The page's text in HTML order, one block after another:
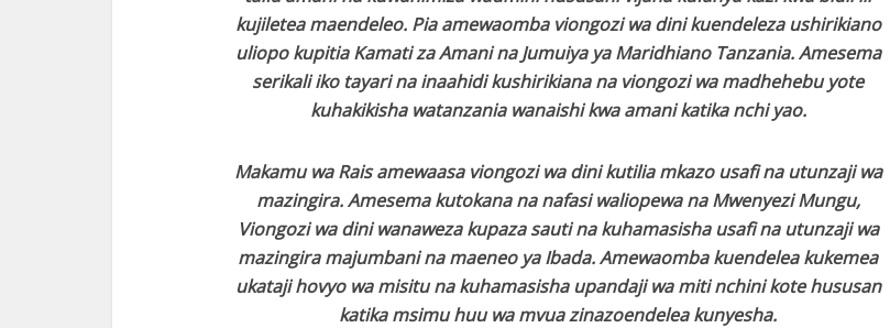
kujiletea maendeleo. Pia amewaomba viongozi wa dini kuendeleza ushirikiano
uliopo kupitia Kamati za Amani na Jumuiya ya Maridhiano Tanzania. Amesema
serikali iko tayari na inaahidi kushirikiana na viongozi wa madhehebu yote
kuhakikisha watanzania wanaishi kwa amani katika nchi yao.
Makamu wa Rais amewaasa viongozi wa dini kutilia mkazo usafi na utunzaji wa
mazingira. Amesema kutokana na nafasi waliopewa na Mwenyezi Mungu,
Viongozi wa dini wanaweza kupaza sauti na kuhamasisha usafi na utunzaji wa
mazingira majumbani na maeneo ya Ibada. Amewaomba kuendelea kukemea
ukataji hovyo wa misitu na kuhamasisha upandaji wa miti nchini kote hususan
katika msimu huu wa mvua zinazoendelea kunyesha.